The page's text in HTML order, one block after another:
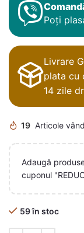
Poți
Livrare
plata cu
14 zile
19 Articole
Adaugă
cuponul
59 în stoc